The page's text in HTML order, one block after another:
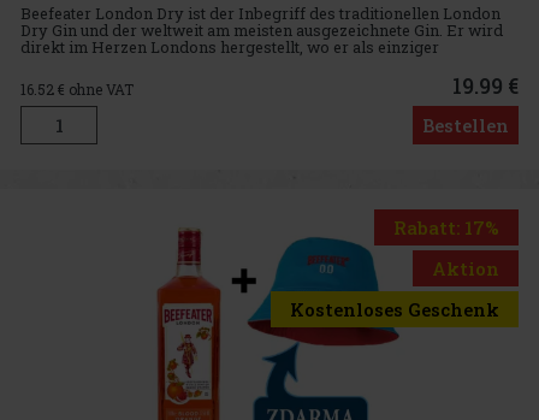
Beefeater London Dry ist der Inbegriff des traditionellen London
Dry Gin und der weltweit am meisten ausgezeichnete Gin. Er wird
direkt im Herzen Londons hergestellt, wo er als einziger
historischer Gin noch immer in seiner ursprünglichen Brennerei g
16.52€ ohne VAT 19.99 €
Bestellen
Rabatt: 17%
Aktion
Kostenloses Geschenk